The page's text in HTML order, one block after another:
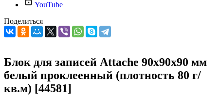
YouTube
Поделиться
Блок для записей Attache 90x90x90 мм
белый проклеенный (плотность 80 г/
кв.м) [44581]